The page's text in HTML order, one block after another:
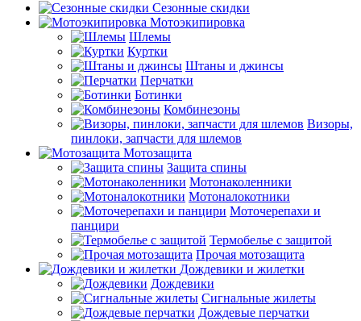
Сезонные скидки
Мотоэкипировка
Шлемы
Куртки
Штаны и джинсы
Перчатки
Ботинки
Комбинезоны
Визоры,
пинлоки, запчасти для шлемов
Мотозащита
Защита спины
Мотонаколенники
Мотоналокотники
Моточерепахи и
панцири
Термобелье с защитой
Прочая мотозащита
Дождевики и жилетки
Дождевики
Сигнальные жилеты
Дождевые перчатки